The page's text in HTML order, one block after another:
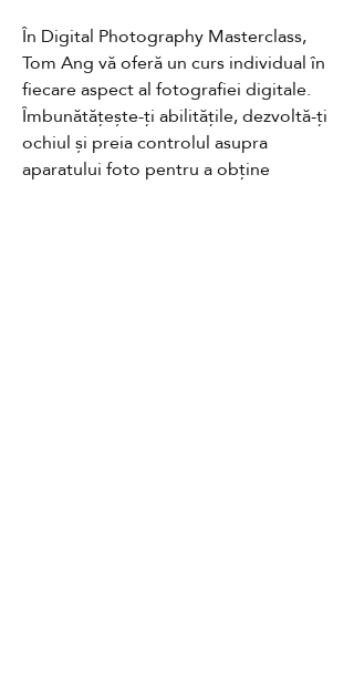
În Digital Photography Masterclass,
Tom Ang vă oferă un curs individual în
fiecare aspect al fotografiei digitale.
Îmbunătățește-ți abilitățile, dezvoltă-ți
ochiul și preia controlul asupra
aparatului foto pentru a obține